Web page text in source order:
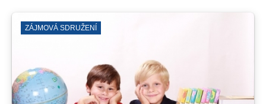
ZÁJMOVÁ SDRUŽENÍ